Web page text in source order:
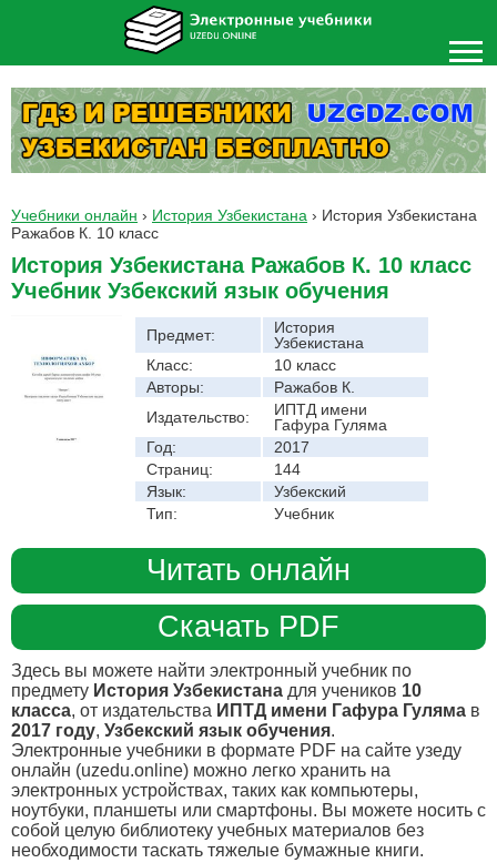
Учебники онлайн › История Узбекистана › История Узбекистана
Ражабов К. 10 класс
История Узбекистана Ражабов К. 10 класс
Учебник Узбекский язык обучения
Предмет:
История
Узбекистана
Класс:
10 класс
Авторы:
Ражабов К.
Издательство:
ИПТД имени
Гафура Гуляма
Год:
2017
Страниц:
144
Язык:
Узбекский
Тип:
Учебник
Читать онлайн
Скачать PDF
Здесь вы можете найти электронный учебник по
предмету История Узбекистана для учеников 10
класса, от издательства ИПТД имени Гафура Гуляма в
2017 году, Узбекский язык обучения.
Электронные учебники в формате PDF на сайте узеду
онлайн (uzedu.online) можно легко хранить на
электронных устройствах, таких как компьютеры,
ноутбуки, планшеты или смартфоны. Вы можете носить с
собой целую библиотеку учебных материалов без
необходимости таскать тяжелые бумажные книги.